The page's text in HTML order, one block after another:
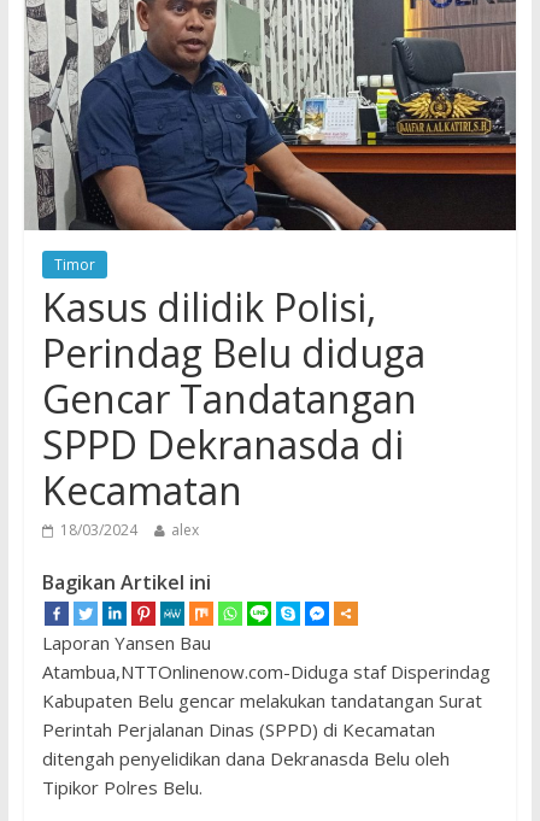
Timor
Kasus dilidik Polisi,
Perindag Belu diduga
Gencar Tandatangan
SPPD Dekranasda di
Kecamatan
18/03/2024 alex
Bagikan Artikel ini
Laporan Yansen Bau
Atambua,NTTOnlinenow.com-Diduga staf Disperindag
Kabupaten Belu gencar melakukan tandatangan Surat
Perintah Perjalanan Dinas (SPPD) di Kecamatan
ditengah penyelidikan dana Dekranasda Belu oleh
Tipikor Polres Belu.